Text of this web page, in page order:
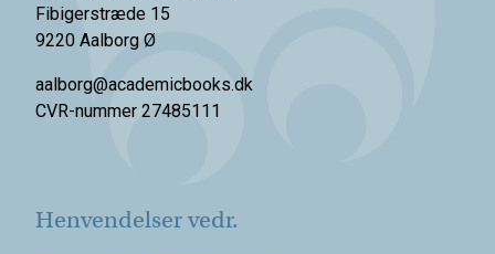
Fibigerstræde 15
9220 Aalborg Ø
aalborg@academicbooks.dk
CVR-nummer 27485111
Henvendelser vedr.